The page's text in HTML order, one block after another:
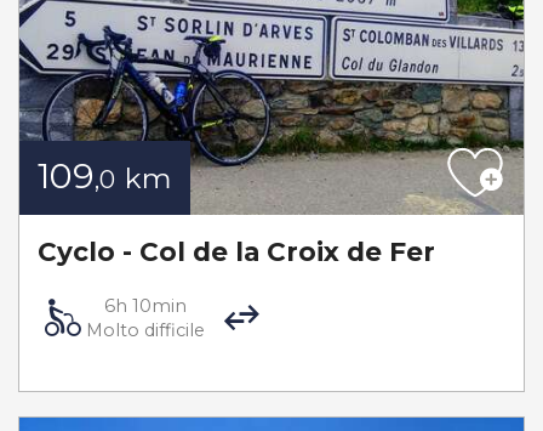
109,0 km
Cyclo - Col de la Croix de Fer
6h 10min
Molto difficile